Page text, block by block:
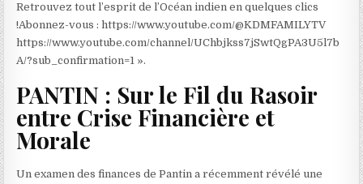
Retrouvez tout l’esprit de l’Océan indien en quelques clics
!Abonnez-vous : https://www.youtube.com/@KDMFAMILYTV
https://www.youtube.com/channel/UChbjkss7jSwtQgPA3U5l7b
A/?sub_confirmation=1 ».
PANTIN : Sur le Fil du Rasoir
entre Crise Financière et
Morale
Un examen des finances de Pantin a récemment révélé une